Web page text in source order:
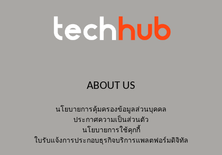
ABOUT US
นโยบายการคุ้มครองข้อมูลส่วนบุคคล
ประกาศความเป็นส่วนตัว
นโยบายการใช้คุกกี้
ใบรับแจ้งการประกอบธุรกิจบริการแพลตฟอร์มดิจิทัล